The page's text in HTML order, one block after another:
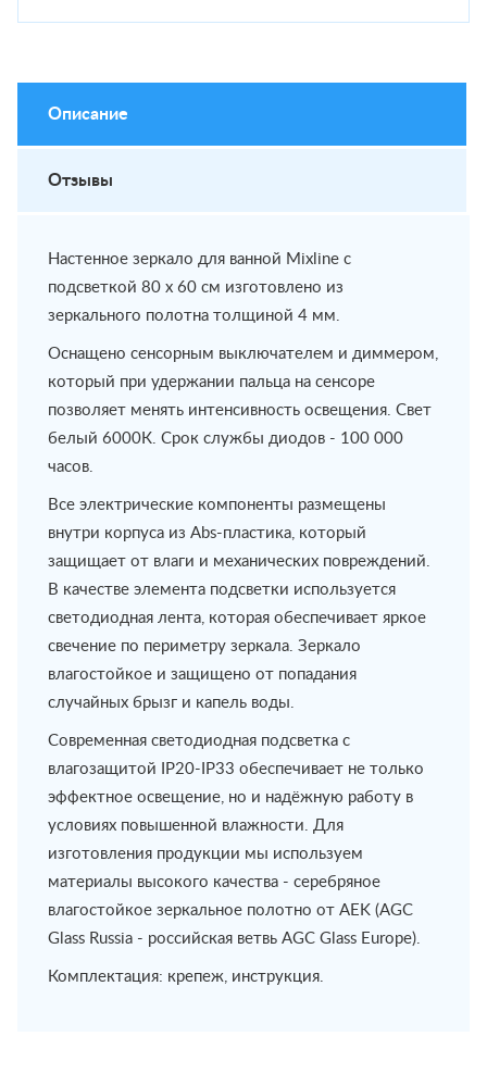
Описание
Отзывы
Настенное зеркало для ванной Mixline с
подсветкой 80 х 60 см изготовлено из
зеркального полотна толщиной 4 мм.
Оснащено сенсорным выключателем и диммером,
который при удержании пальца на сенсоре
позволяет менять интенсивность освещения. Свет
белый 6000К. Срок службы диодов - 100 000
часов.
Все электрические компоненты размещены
внутри корпуса из Abs-пластика, который
защищает от влаги и механических повреждений.
В качестве элемента подсветки используется
светодиодная лента, которая обеспечивает яркое
свечение по периметру зеркала. Зеркало
влагостойкое и защищено от попадания
случайных брызг и капель воды.
Современная светодиодная подсветка с
влагозащитой IP20-IP33 обеспечивает не только
эффектное освещение, но и надёжную работу в
условиях повышенной влажности. Для
изготовления продукции мы используем
материалы высокого качества - серебряное
влагостойкое зеркальное полотно от AEK (AGC
Glass Russia - российская ветвь AGC Glass Europe).
Комплектация: крепеж, инструкция.